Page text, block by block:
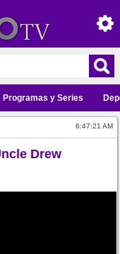
Programas y Series
6:47:21 AM
Drew